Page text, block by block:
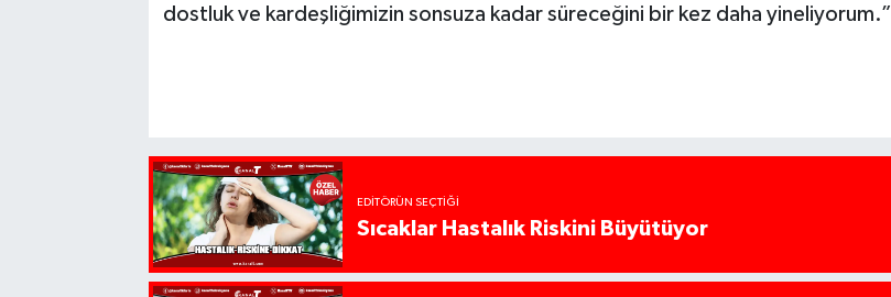
dostluk ve kardeşliğimizin sonsuza kadar süreceğini bir kez daha yineliyorum.”
EDITÖRÜN SEÇTIĞI
Sıcaklar Hastalık Riskini Büyütüyor